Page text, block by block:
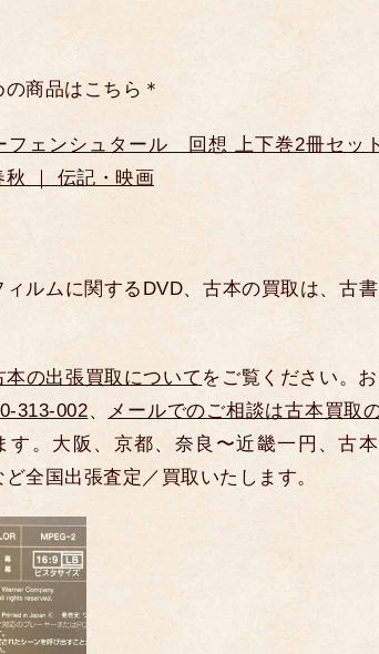
の商品はこちら＊
フェンシュタール 回想 上下巻2冊セッ
秋 ｜ 伝記・映画
ィルムに関するDVD、古本の買取は、古
本の出張買取について をご覧ください。
313-002、
メールでのご相談は古本買取
す。大阪、京都、奈良〜近畿一円、古
全国出張査定／買取いたします。